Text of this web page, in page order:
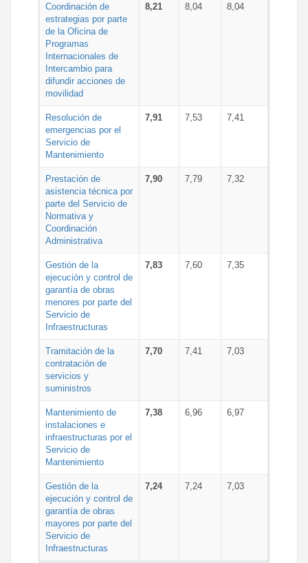
Coordinación de
estrategias por parte
de la Oficina de
Programas
Internacionales de
Intercambio para
difundir acciones de
movilidad
8,21 8,04 8,04
Resolución de
emergencias por el
Servicio de
Mantenimiento
7,91 7,53 7,41
Prestación de
asistencia técnica por
parte del Servicio de
Normativa y
Coordinación
Administrativa
7,90 7,79 7,32
Gestión de la
ejecución y control de
garantía de obras
menores por parte del
Servicio de
Infraestructuras
7,83 7,60 7,35
Tramitación de la
contratación de
servicios y
suministros
7,70 7,41 7,03
Mantenimiento de
instalaciones e
infraestructuras por el
Servicio de
Mantenimiento
7,38 6,96 6,97
Gestión de la
ejecución y control de
garantía de obras
mayores por parte del
Servicio de
Infraestructuras
7,24 7,24 7,03